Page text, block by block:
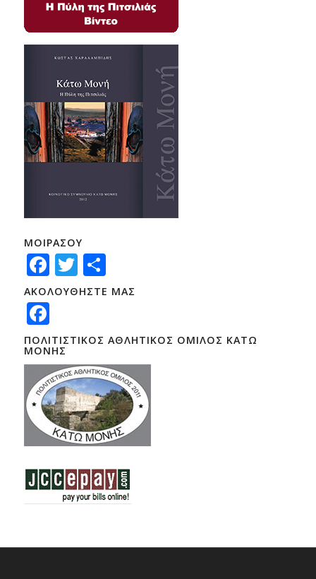
ΜΟΙΡΑΣΟΥ
Facebook
Twitter
Μοιραστείτε
ΑΚΟΛΟΥΘΗΣΤΕ ΜΑΣ
Facebook
ΠΟΛΙΤΙΣΤΙΚΟΣ ΑΘΛΗΤΙΚΟΣ ΟΜΙΛΟΣ ΚΑΤΩ
ΜΟΝΗΣ